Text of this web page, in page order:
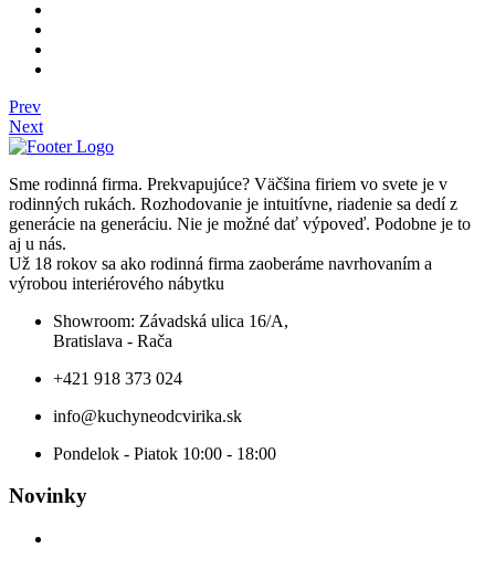
Prev
Next
Sme rodinná firma. Prekvapujúce? Väčšina firiem vo svete je v
rodinných rukách. Rozhodovanie je intuitívne, riadenie sa dedí z
generácie na generáciu. Nie je možné dať výpoveď. Podobne je to
aj u nás.
Už 18 rokov sa ako rodinná firma zaoberáme navrhovaním a
výrobou interiérového nábytku
Showroom: Závadská ulica 16/A,
Bratislava - Rača
+421 918 373 024
info@kuchyneodcvirika.sk
Pondelok - Piatok 10:00 - 18:00
Novinky